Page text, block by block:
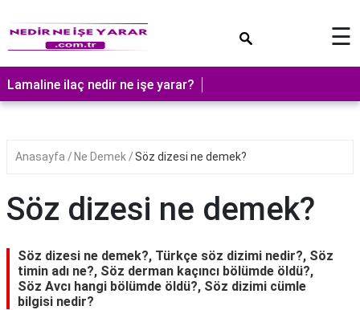
☰
Lamaline ilaç nedir ne işe yarar?
Anasayfa Ne Demek Söz dizesi ne demek?
Söz dizesi ne demek?
Söz dizesi ne demek?, Türkçe söz dizimi nedir?, Söz
timin adı ne?, Söz derman kaçıncı bölümde öldü?,
Söz Avcı hangi bölümde öldü?, Söz dizimi cümle
bilgisi nedir?